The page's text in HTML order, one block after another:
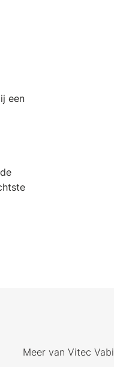
een
Meer van Vitec Vabi